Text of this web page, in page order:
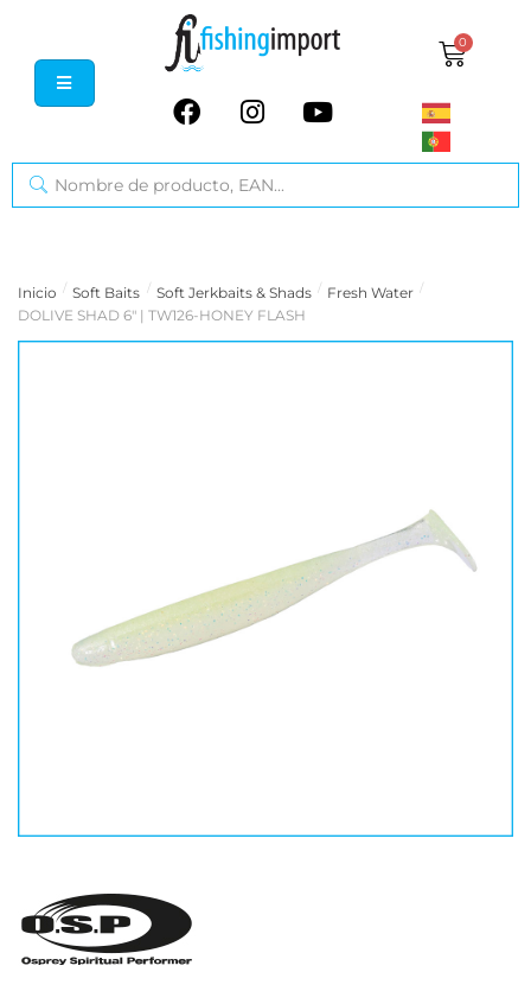
0
Inicio / Soft Baits / Soft Jerkbaits & Shads / Fresh Water /
DOLIVE SHAD 6" | TW126-HONEY FLASH